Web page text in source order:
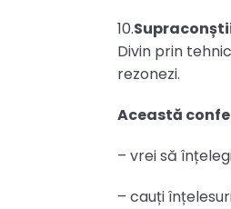
10.
Divin prin
rezonezi.
Această
– vrei să
– cauți